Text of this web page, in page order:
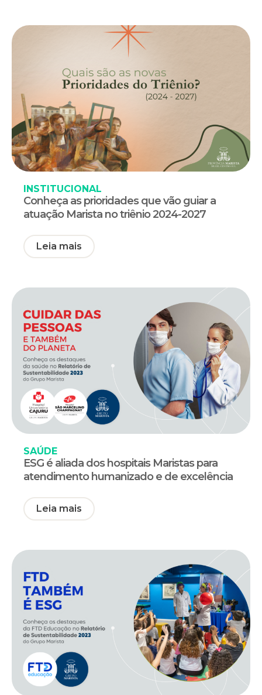
INSTITUCIONAL
Conheça as prioridades que vão guiar a
atuação Marista no triênio 2024-2027
Leia mais
SAÚDE
ESG é aliada dos hospitais Maristas para
atendimento humanizado e de excelência
Leia mais